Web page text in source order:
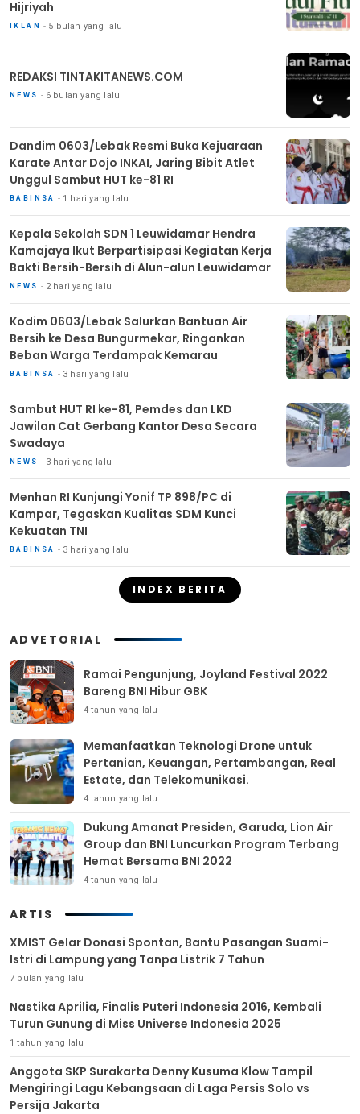
Hijriyah
IKLAN 5 bulan yang lalu
REDAKSI TINTAKITANEWS.COM
NEWS 6 bulan yang lalu
Dandim 0603/Lebak Resmi Buka Kejuaraan
Karate Antar Dojo INKAI, Jaring Bibit Atlet
Unggul Sambut HUT ke-81 RI
BABINSA 1 hari yang lalu
Kepala Sekolah SDN 1 Leuwidamar Hendra
Kamajaya Ikut Berpartisipasi Kegiatan Kerja
Bakti Bersih-Bersih di Alun-alun Leuwidamar
NEWS 2 hari yang lalu
Kodim 0603/Lebak Salurkan Bantuan Air
Bersih ke Desa Bungurmekar, Ringankan
Beban Warga Terdampak Kemarau
BABINSA 3 hari yang lalu
Sambut HUT RI ke-81, Pemdes dan LKD
Jawilan Cat Gerbang Kantor Desa Secara
Swadaya
NEWS 3 hari yang lalu
Menhan RI Kunjungi Yonif TP 898/PC di
Kampar, Tegaskan Kualitas SDM Kunci
Kekuatan TNI
BABINSA 3 hari yang lalu
INDEX BERITA
ADVETORIAL
Ramai Pengunjung, Joyland Festival 2022
Bareng BNI Hibur GBK
4 tahun yang lalu
Memanfaatkan Teknologi Drone untuk
Pertanian, Keuangan, Pertambangan, Real
Estate, dan Telekomunikasi.
4 tahun yang lalu
Dukung Amanat Presiden, Garuda, Lion Air
Group dan BNI Luncurkan Program Terbang
Hemat Bersama BNI 2022
4 tahun yang lalu
ARTIS
XMIST Gelar Donasi Spontan, Bantu Pasangan Suami-
Istri di Lampung yang Tanpa Listrik 7 Tahun
7 bulan yang lalu
Nastika Aprilia, Finalis Puteri Indonesia 2016, Kembali
Turun Gunung di Miss Universe Indonesia 2025
1 tahun yang lalu
Anggota SKP Surakarta Denny Kusuma Klow Tampil
Mengiringi Lagu Kebangsaan di Laga Persis Solo vs
Persija Jakarta